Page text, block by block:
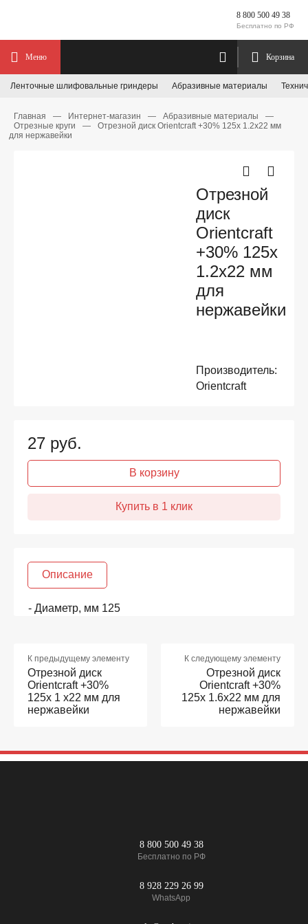
8 800 500 49 38
Бесплатно по РФ
Меню Корзина
Ленточные шлифовальные гриндеры Абразивные материалы
Главная — Интернет-магазин — Абразивные материалы
—
Отрезные круги
—
Отрезной диск Orientcraft +30% 125х 1.2х22 мм
для нержавейки
Отрезной
диск
Orientcraft
+30% 125х
1.2х22 мм
для
нержавейки
Производитель:
Orientcraft
27 руб.
В корзину
Описание
Диаметр, мм 125
машина
Области применения
металл, сталь
Форма прямая
Кол-во в упаковке,
Допустимое вращение, об/мин 12200
К предыдущему элементу
Отрезной диск
Orientcraft +30%
125х 1 х22 мм для
нержавейки
К следующему элементу
Отрезной диск
Orientcraft +30%
125х 1.6х22 мм для
нержавейки
8 800 500 49 38
Бесплатно по РФ
8 928 229 26 99
WhatsApp